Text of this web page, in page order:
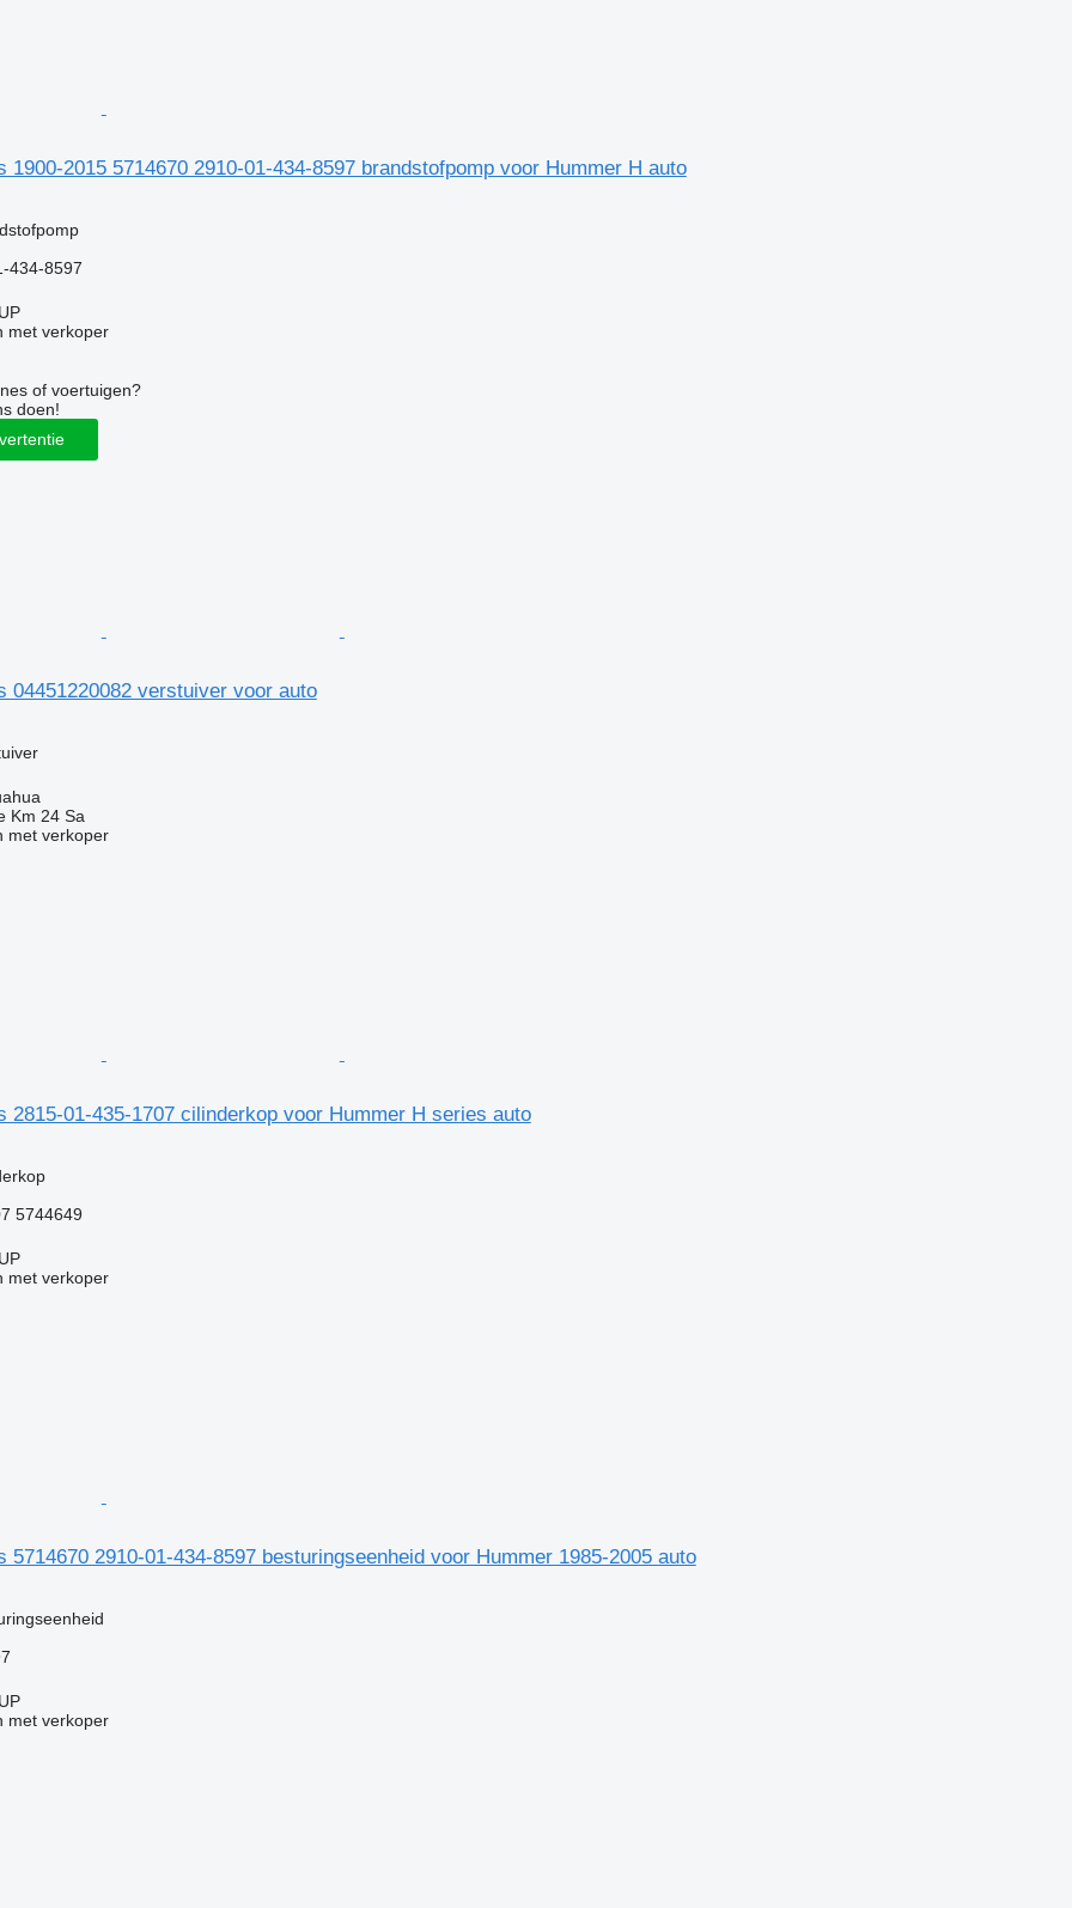
1900-2015 5714670 2910-01-434-8597 brandstofpomp voor Hummer H auto
434-8597
met verkoper
of voertuigen?
doen!
04451220082 verstuiver voor auto
Km 24 Sa
met verkoper
2815-01-435-1707 cilinderkop voor Hummer H series auto
5744649
met verkoper
5714670 2910-01-434-8597 besturingseenheid voor Hummer 1985-2005 auto
met verkoper